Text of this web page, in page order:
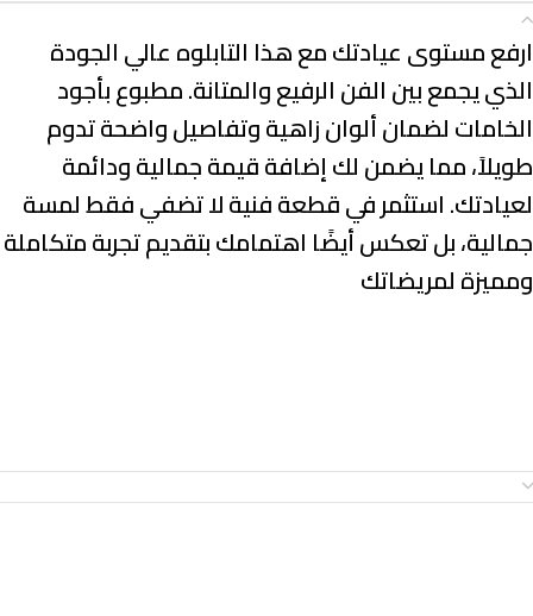
ارفع مستوى عيادتك مع هذا التابلوه عالي الجودة
الذي يجمع بين الفن الرفيع والمتانة. مطبوع بأجود
الخامات لضمان ألوان زاهية وتفاصيل واضحة تدوم
طويلاً، مما يضمن لك إضافة قيمة جمالية ودائمة
لعيادتك. استثمر في قطعة فنية لا تضفي فقط لمسة
جمالية، بل تعكس أيضًا اهتمامك بتقديم تجربة متكاملة
ومميزة لمريضاتك